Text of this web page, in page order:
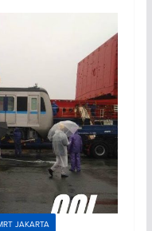
JAKARTA